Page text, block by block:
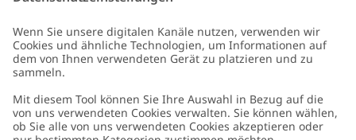
Schicken